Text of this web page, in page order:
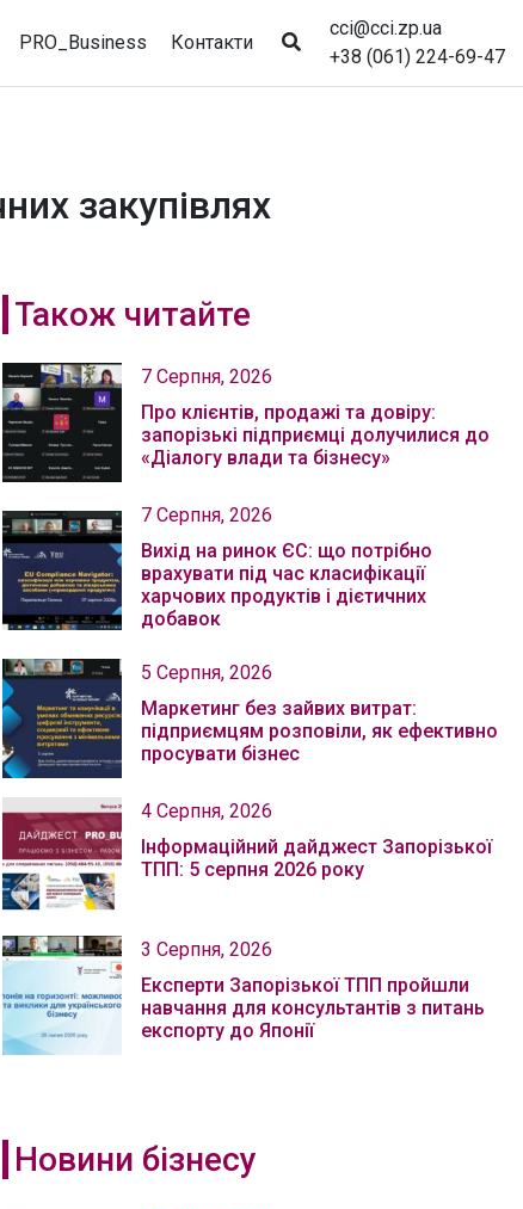
PRO_Business Контакти
cci@cci.zp.ua
+38 (061) 224-69-47
закупівлях
Також читайте
7 Серпня, 2026
Про клієнтів, продажі та довіру:
запорізькі підприємці долучилися до
«Діалогу влади та бізнесу»
7 Серпня, 2026
Вихід на ринок ЄС: що потрібно
врахувати під час класифікації
харчових продуктів і дієтичних
добавок
5 Серпня, 2026
Маркетинг без зайвих витрат:
підприємцям розповіли, як ефективно
просувати бізнес
4 Серпня, 2026
Інформаційний дайджест Запорізької
ТПП: 5 серпня 2026 року
3 Серпня, 2026
Експерти Запорізької ТПП пройшли
навчання для консультантів з питань
експорту до Японії
Новини бізнесу